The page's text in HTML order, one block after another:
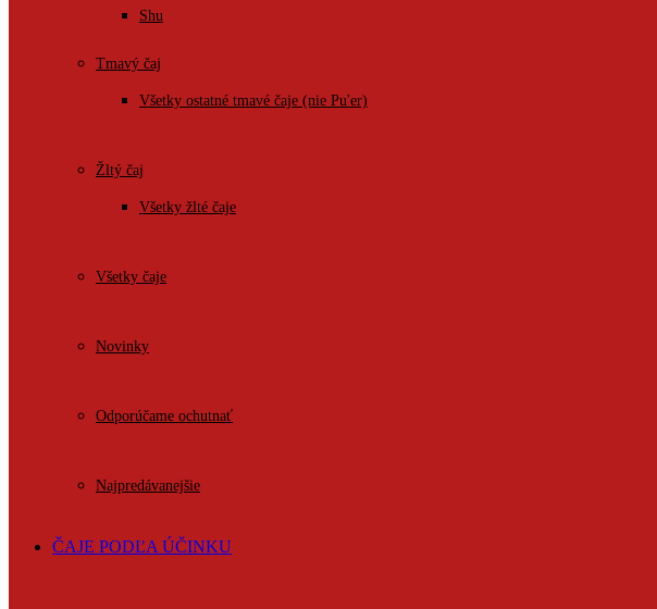
Shu
Tmavý čaj
Všetky ostatné tmavé čaje (nie Pu'er)
Žltý čaj
Všetky žlté čaje
Všetky čaje
Novinky
Odporúčame ochutnať
Najpredávanejšie
ČAJE PODĽA ÚČINKU